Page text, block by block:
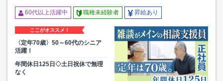
60代以上活躍中 職種未経験者 昇給あり
ここがオススメ！
〈定年70歳〉50～60代のシニア
活躍！
年間休日125日◇土日祝休で無理
なく